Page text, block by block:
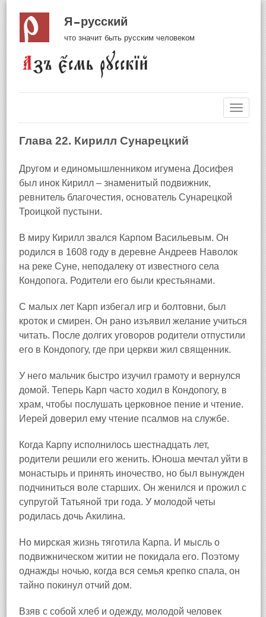
Я русский
что значит быть русским человеком
Глава 22. Кирилл Сунарецкий
Другом и единомышленником игумена Досифея
был инок Кирилл – знаменитый подвижник,
ревнитель благочестия, основатель Сунарецкой
Троицкой пустыни.
В миру Кирилл звался Карпом Васильевым. Он
родился в 1608 году в деревне Андреев Наволок
на реке Суне, неподалеку от известного села
Кондопога. Родители его были крестьянами.
С малых лет Карп избегал игр и болтовни, был
кроток и смирен. Он рано изъявил желание учиться
читать. После долгих уговоров родители отпустили
его в Кондопогу, где при церкви жил священник.
У него мальчик быстро изучил грамоту и вернулся
домой. Теперь Карп часто ходил в Кондопогу, в
храм, чтобы послушать церковное пение и чтение.
Иерей доверил ему чтение псалмов на службе.
Когда Карпу исполнилось шестнадцать лет,
родители решили его женить. Юноша мечтал уйти в
монастырь и принять иночество, но был вынужден
подчиниться воле старших. Он женился и прожил с
супругой Татьяной три года. У молодой четы
родилась дочь Акилина.
Но мирская жизнь тяготила Карпа. И мысль о
подвижническом житии не покидала его. Поэтому
однажды ночью, когда вся семья крепко спала, он
тайно покинул отчий дом.
Взяв с собой хлеб и одежду, молодой человек